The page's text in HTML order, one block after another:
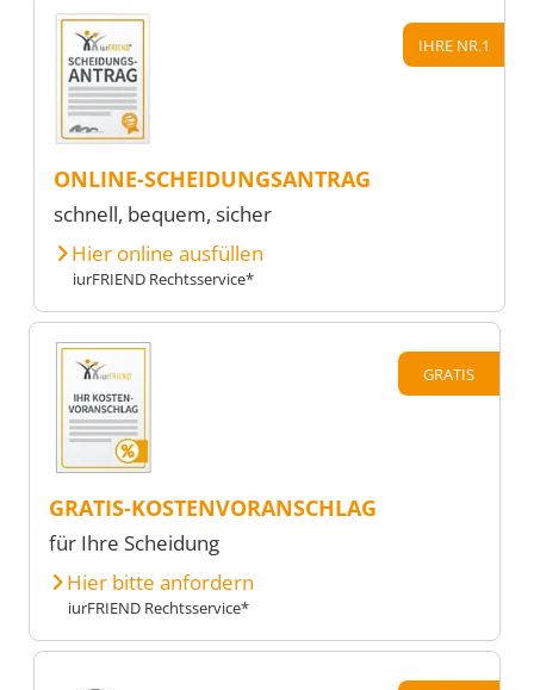
IHRE NR.1
ONLINE-SCHEIDUNGSANTRAG
schnell, bequem, sicher
Hier online ausfüllen
iurFRIEND Rechtsservice*
GRATIS
GRATIS-KOSTENVORANSCHLAG
für Ihre Scheidung
Hier bitte anfordern
iurFRIEND Rechtsservice*